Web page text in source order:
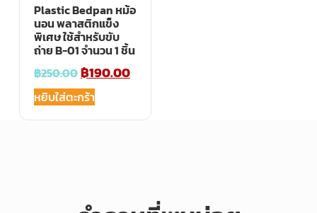
Plastic Bedpan หม้อ
นอน พลาสติกแข็ง
พิเศษ ใช้สำหรับขับ
ถ่าย B-01 จำนวน 1 ชิ้น
฿250.00฿190.00
หยิบใส่ตะกร้า